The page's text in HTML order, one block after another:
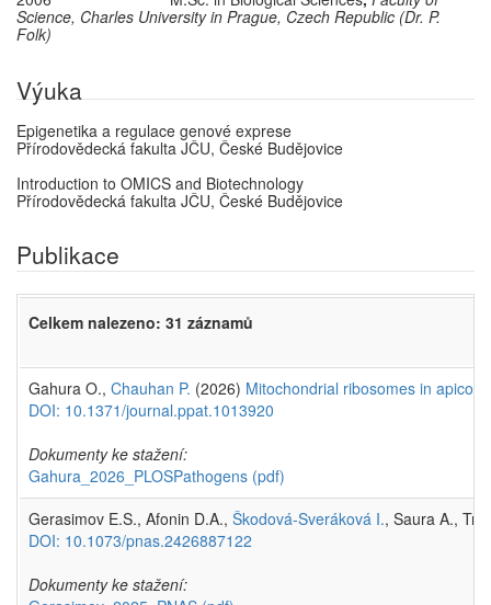
Science, Charles University in Prague, Czech Republic (Dr. P.
Folk)
Výuka
Epigenetika a regulace genové exprese
Přírodovědecká fakulta JČU, České Budějovice
Introduction to OMICS and Biotechnology
Přírodovědecká fakulta JČU, České Budějovice
Publikace
Celkem nalezeno: 31 záznamů
Gahura O., Chauhan P. (2026) Mitochondrial ribosomes in
DOI: 10.1371/journal.ppat.1013920
Dokumenty ke stažení:
Gahura_2026_PLOSPathogens (pdf)
Gerasimov E.S., Afonin D.A., Škodová-Sveráková I., Saura A.,
DOI: 10.1073/pnas.2426887122
Dokumenty ke stažení: